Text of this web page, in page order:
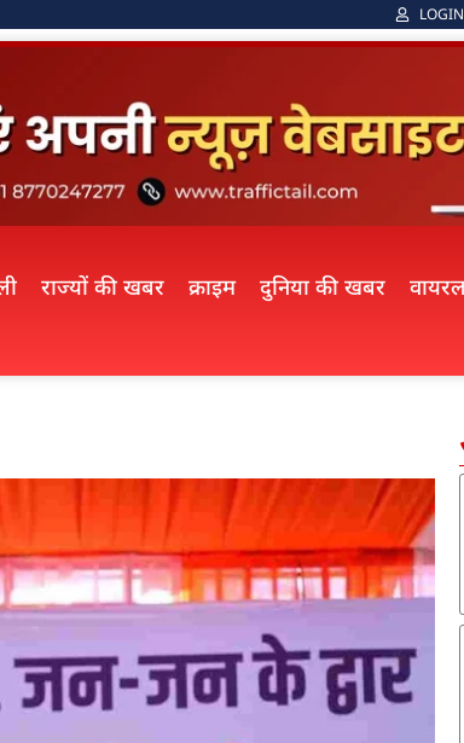
LOGIN
राज्यों की खबर क्राइम दुनिया की खबर